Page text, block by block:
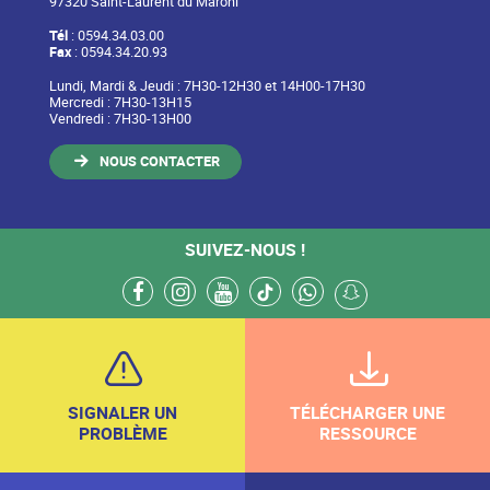
Tél: 0594.34.03.00
Fax: 0594.34.20.93
Lundi, Mardi & Jeudi : 7H30-12H30 et 14H00-17H30
Mercredi : 7H30-13H15
Vendredi : 7H30-13H00
NOUS CONTACTER
SUIVEZ-NOUS !
facebookinstagram
youtube
tiktokwhatsappsnapchat
SIGNALER UN
PROBLÈME
TÉLÉCHARGER UNE
RESSOURCE